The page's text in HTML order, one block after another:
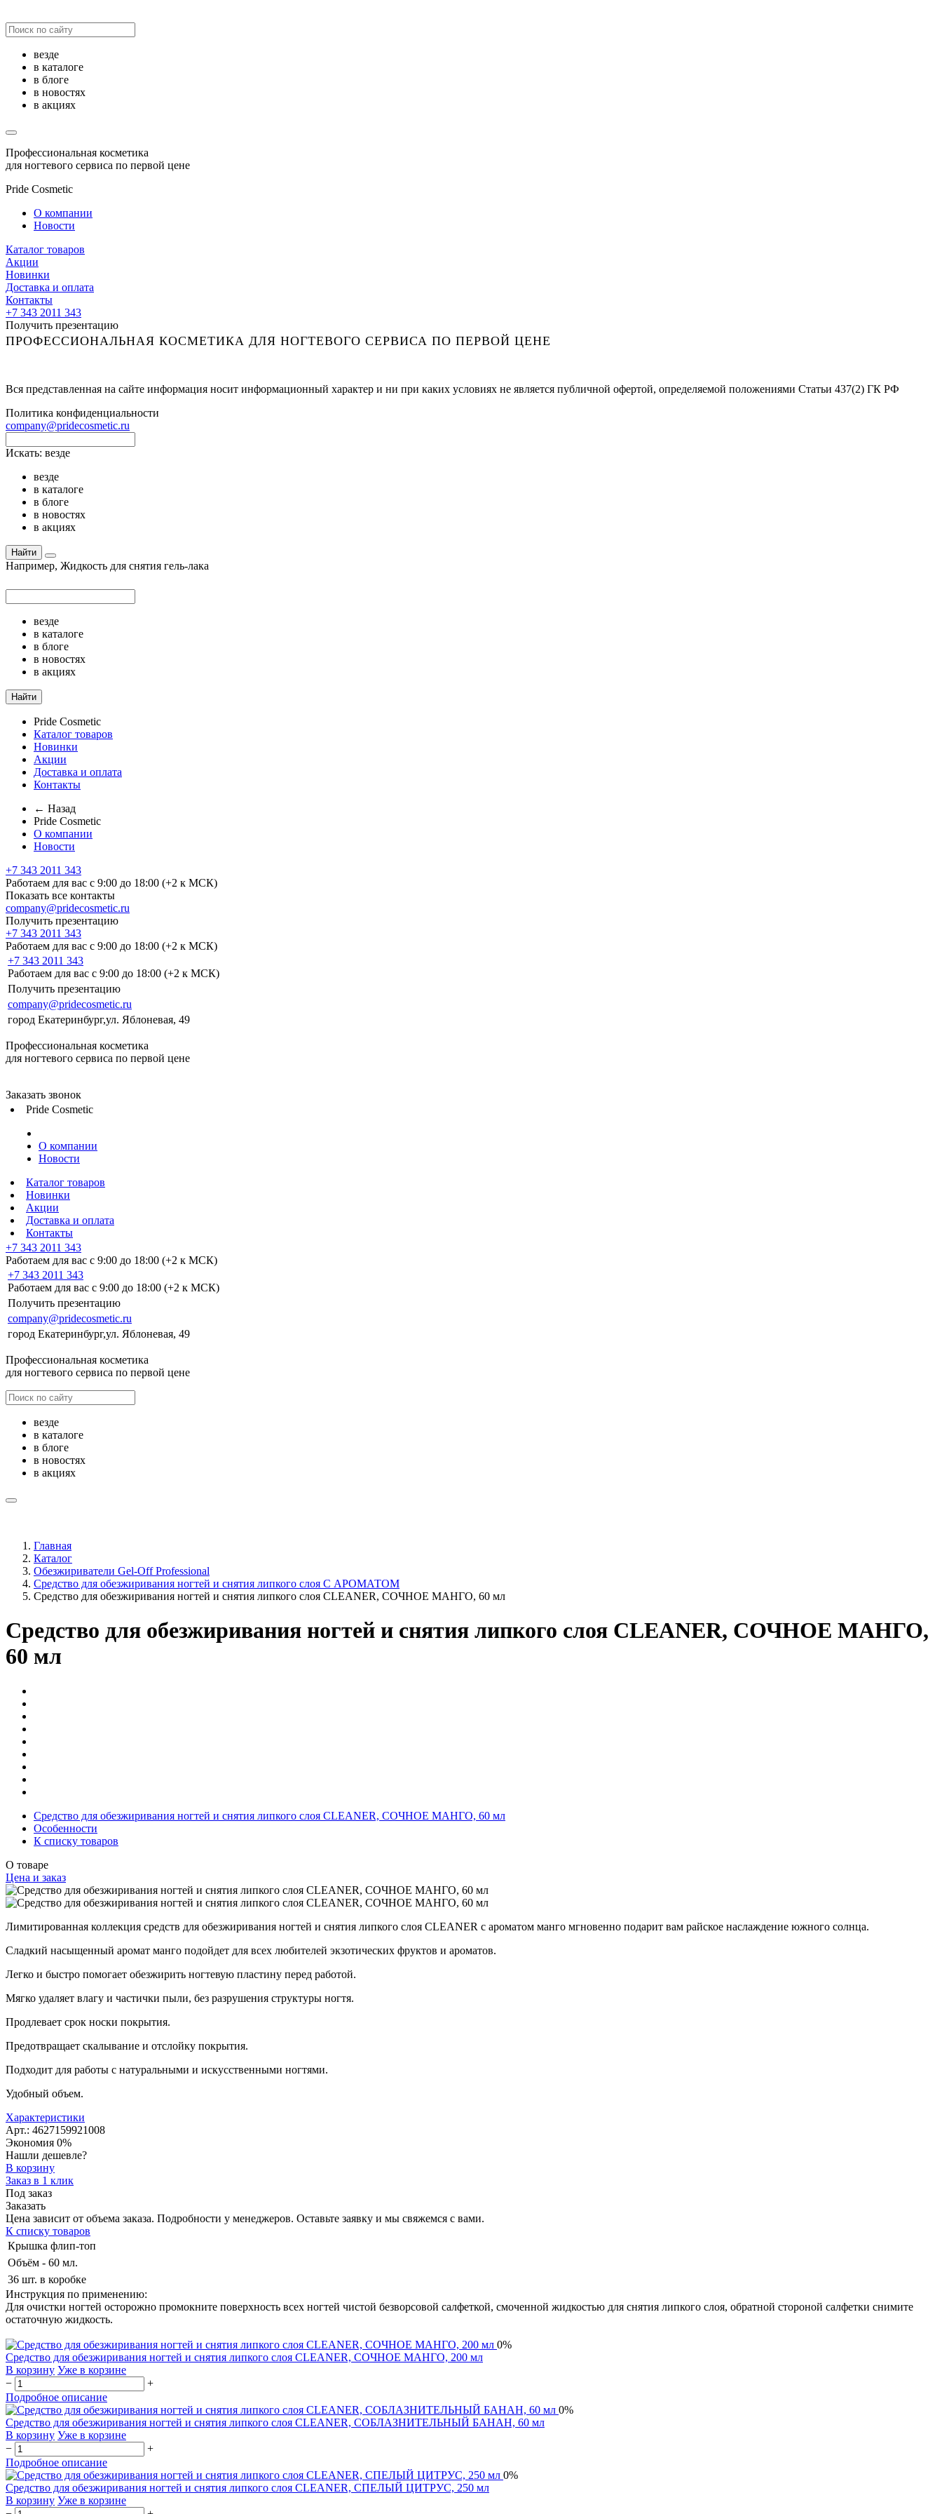
везде
в каталоге
в блоге
в новостях
в акциях
Профессиональная косметика
для ногтевого сервиса по первой цене
Pride Cosmetic
О компании
Новости
Каталог товаров
Акции
Новинки
Доставка и оплата
Контакты
+7 343 2011 343
Получить презентацию
ПРОФЕССИОНАЛЬНАЯ КОСМЕТИКА ДЛЯ НОГТЕВОГО СЕРВИСА ПО ПЕРВОЙ ЦЕНЕ
Вся представленная на сайте информация носит информационный характер и ни при каких условиях не является публичной офертой, определяемой положениями Статьи 437(2) ГК РФ
Политика конфиденциальности
company@pridecosmetic.ru
Искать: везде
везде
в каталоге
в блоге
в новостях
в акциях
Найти
Например, Жидкость для снятия гель-лака
везде
в каталоге
в блоге
в новостях
в акциях
Найти
Pride Cosmetic
Каталог товаров
Новинки
Акции
Доставка и оплата
Контакты
← Назад
Pride Cosmetic
О компании
Новости
+7 343 2011 343
Работаем для вас с 9:00 до 18:00 (+2 к МСК)
Показать все контакты
company@pridecosmetic.ru
Получить презентацию
+7 343 2011 343
Работаем для вас с 9:00 до 18:00 (+2 к МСК)
+7 343 2011 343
Работаем для вас с 9:00 до 18:00 (+2 к МСК)
Получить презентацию
company@pridecosmetic.ru
город Екатеринбург,ул. Яблоневая, 49
Профессиональная косметика
для ногтевого сервиса по первой цене
Заказать звонок
Pride Cosmetic
О компании
Новости
Каталог товаров
Новинки
Акции
Доставка и оплата
Контакты
+7 343 2011 343
Работаем для вас с 9:00 до 18:00 (+2 к МСК)
+7 343 2011 343
Работаем для вас с 9:00 до 18:00 (+2 к МСК)
Получить презентацию
company@pridecosmetic.ru
город Екатеринбург,ул. Яблоневая, 49
Профессиональная косметика
для ногтевого сервиса по первой цене
везде
в каталоге
в блоге
в новостях
в акциях
Главная
Каталог
Обезжириватели Gel-Off Professional
Cредство для обезжиривания ногтей и снятия липкого слоя С АРОМАТОМ
Средство для обезжиривания ногтей и снятия липкого слоя CLEANER, СОЧНОЕ МАНГО, 60 мл
Средство для обезжиривания ногтей и снятия липкого слоя CLEANER, СОЧНОЕ МАНГО,
60 мл
Средство для обезжиривания ногтей и снятия липкого слоя CLEANER, СОЧНОЕ МАНГО, 60 мл
Особенности
К списку товаров
О товаре
Цена и заказ
Лимитированная коллекция средств для обезжиривания ногтей и снятия липкого слоя CLEANER с ароматом манго мгновенно подарит вам райское наслаждение южного солнца.
Сладкий насыщенный аромат манго подойдет для всех любителей экзотических фруктов и ароматов.
Легко и быстро помогает обезжирить ногтевую пластину перед работой.
Мягко удаляет влагу и частички пыли, без разрушения структуры ногтя.
Продлевает срок носки покрытия.
Предотвращает скалывание и отслойку покрытия.
Подходит для работы с натуральными и искусственными ногтями.
Удобный объем.
Характеристики
Арт.: 4627159921008
Экономия 0%
Нашли дешевле?
В корзину
Заказ в 1 клик
Под заказ
Заказать
Цена зависит от объема заказа. Подробности у менеджеров. Оставьте заявку и мы свяжемся с вами.
К списку товаров
Крышка флип-топ
Объём - 60 мл.
36 шт. в коробке
Инструкция по применению:
Для очистки ногтей осторожно промокните поверхность всех ногтей чистой безворсовой салфеткой, смоченной жидкостью для снятия липкого слоя, обратной стороной салфетки снимите
остаточную жидкость.
0%
Средство для обезжиривания ногтей и снятия липкого слоя CLEANER, СОЧНОЕ МАНГО, 200 мл
В корзину Уже в корзине
−
+
Подробное описание
0%
Средство для обезжиривания ногтей и снятия липкого слоя CLEANER, СОБЛАЗНИТЕЛЬНЫЙ БАНАН, 60 мл
В корзину Уже в корзине
−
+
Подробное описание
0%
Средство для обезжиривания ногтей и снятия липкого слоя CLEANER, СПЕЛЫЙ ЦИТРУС, 250 мл
В корзину Уже в корзине